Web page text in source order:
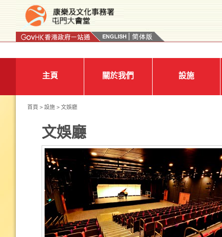
主頁 關於我們 設施
首頁 > 設施 > 文娛廳
文娛廳